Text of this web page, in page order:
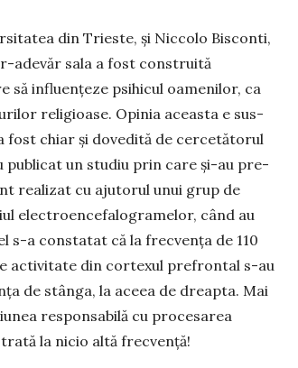
din Trieste, şi Niccolo Bisconti,
adevăr sala a fost construită
să influenţeze psihicul oamenilor, ca
re­li­gioa­se. Opinia aceasta e sus­
fost chiar și dovedită de cer­cetă­to­rul
publi­cat un studiu prin care şi-au pre­
realizat cu ajutorul unui grup de
electroence­falo­gramelor, când au
s-a constatat că la frecvenţa de 110
activitate din cor­­texul prefrontal s-au
de stânga, la aceea de dreapta. Mai
responsabilă cu procesarea
la nicio altă frecvenţă!